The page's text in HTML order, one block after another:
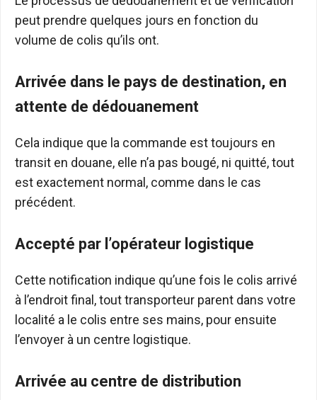
peut prendre quelques jours en fonction du
volume de colis qu’ils ont.
Arrivée dans le pays de destination, en
attente de dédouanement
Cela indique que la commande est toujours en
transit en douane, elle n’a pas bougé, ni quitté, tout
est exactement normal, comme dans le cas
précédent.
Accepté par l’opérateur logistique
Cette notification indique qu’une fois le colis arrivé
à l’endroit final, tout transporteur parent dans votre
localité a le colis entre ses mains, pour ensuite
l’envoyer à un centre logistique.
Arrivée au centre de distribution